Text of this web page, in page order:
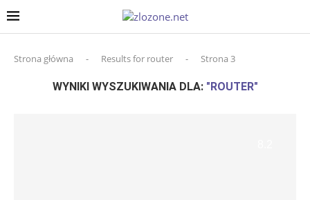
Strona główna - Results for router - Strona 3
WYNIKI WYSZUKIWANIA DLA: "ROUTER"